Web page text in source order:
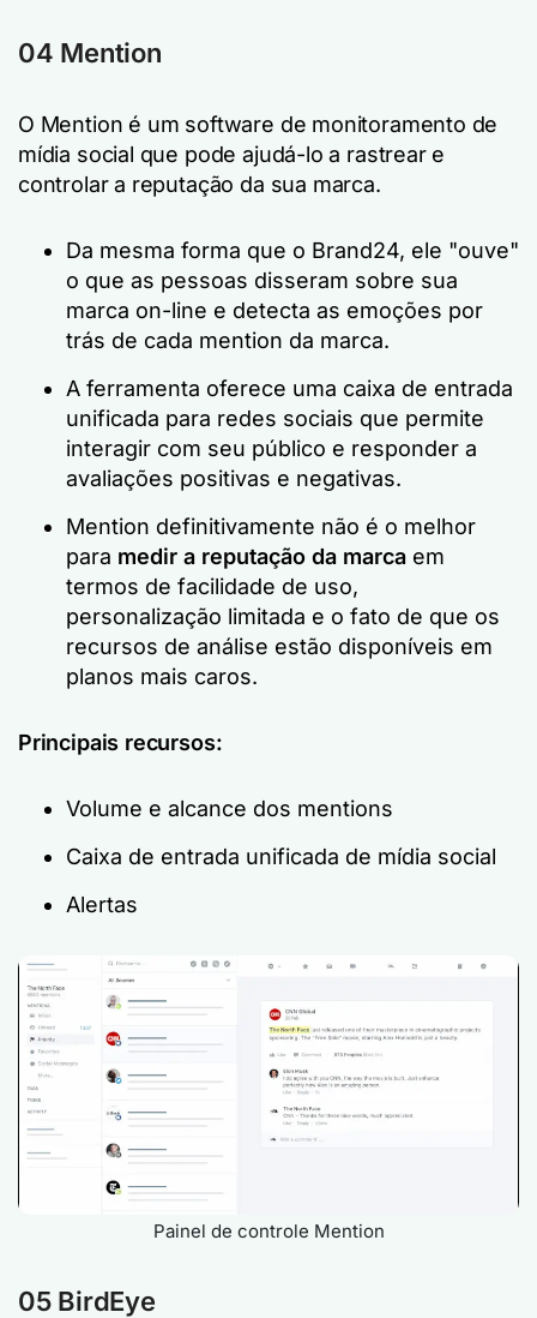
04 Mention
O Mention é um software de monitoramento de
mídia social que pode ajudá-lo a rastrear e
controlar a reputação da sua marca.
Da mesma forma que o Brand24, ele "ouve"
o que as pessoas disseram sobre sua
marca on-line e detecta as emoções por
trás de cada mention da marca.
A ferramenta oferece uma caixa de entrada
unificada para redes sociais que permite
interagir com seu público e responder a
avaliações positivas e negativas.
Mention definitivamente não é o melhor
para medir a reputação da marca em
termos de facilidade de uso,
personalização limitada e o fato de que os
recursos de análise estão disponíveis em
planos mais caros.
Principais recursos:
Volume e alcance dos mentions
Caixa de entrada unificada de mídia social
Alertas
Painel de controle Mention
05 BirdEye